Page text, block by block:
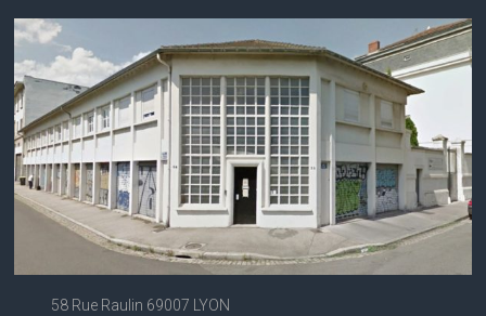
58 Rue Raulin 69007 LYON